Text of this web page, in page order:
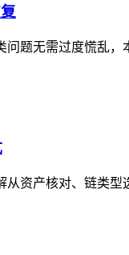
题无需过度慌乱
资产核对、链类